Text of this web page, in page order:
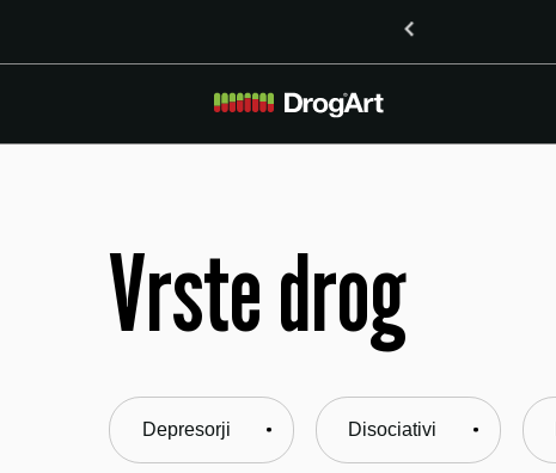
Vrste drog
Depresorji Disociativi